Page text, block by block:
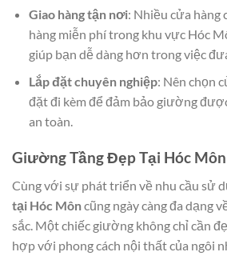
Giao hàng tận nơi: Nhiều cửa hàng
hàng miễn phí trong khu vực Hóc
giúp bạn dễ dàng hơn trong việc
Lắp đặt chuyên nghiệp: Nên chọn
đặt đi kèm để đảm bảo giường
an toàn.
Giường Tầng Đẹp Tại Hóc Môn
Cùng với sự phát triển về nhu cầu sử
tại Hóc Môncũng ngày càng đa dạng
sắc. Một chiếc giường không chỉ cần
hợp với phong cách nội thất của ngôi